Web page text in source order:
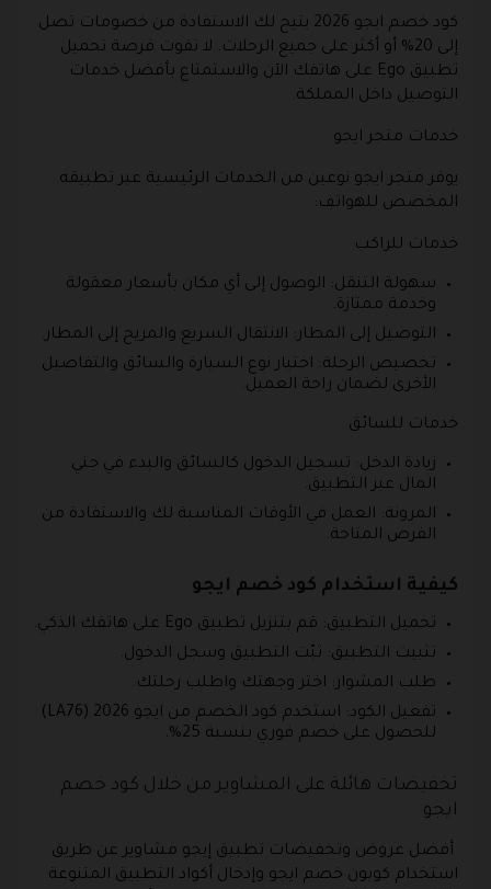
كود خصم ايجو 2026 يتيح لك الاستفادة من خصومات تصل
إلى 20% أو أكثر على جميع الرحلات. لا تفوت فرصة تحميل
تطبيق Ego على هاتفك الآن والاستمتاع بأفضل خدمات
التوصيل داخل المملكة.
خدمات متجر ايجو
يوفر متجر ايجو نوعين من الخدمات الرئيسية عبر تطبيقه
المخصص للهواتف:
خدمات للراكب
سهولة التنقل: الوصول إلى أي مكان بأسعار معقولة
وخدمة ممتازة.
التوصيل إلى المطار: الانتقال السريع والمريح إلى المطار.
تخصيص الرحلة: اختيار نوع السيارة والسائق والتفاصيل
الأخرى لضمان راحة العميل.
خدمات للسائق
زيادة الدخل: تسجيل الدخول كالسائق والبدء في جني
المال عبر التطبيق.
المرونة: العمل في الأوقات المناسبة لك والاستفادة من
الفرص المتاحة.
كيفية استخدام كود خصم ايجو
تحميل التطبيق: قم بتنزيل تطبيق Ego على هاتفك الذكي.
تثبيت التطبيق: ثبّت التطبيق وسجل الدخول.
طلب المشوار: اختر وجهتك واطلب رحلتك.
تفعيل الكود: استخدم كود الخصم من ايجو 2026 (LA76)
للحصول على خصم فوري بنسبة 25%.
تخفيضات هائلة على المشاوير من خلال كود خصم
ايجو
أفضل عروض وتخفيضات تطبيق إيجو مشاوير عن طريق
استخدام كوبون خصم ايجو وإدخال أكواد التطبيق المتنوعة